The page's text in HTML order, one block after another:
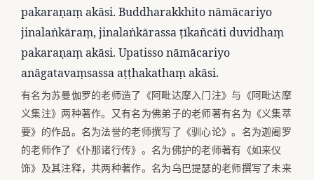
pakaraṇaṃ akāsi. Buddharakkhito nāmācariyo
jinalaṅkāraṃ, jinalaṅkārassa ṭīkañcāti duvidhaṃ
pakaraṇaṃ akāsi. Upatisso nāmācariyo
anāgatavaṃsassa aṭṭhakathaṃ akāsi.
有名为苏曼伽罗的老师造了《阿毗达摩入门注》与《阿毗达摩
义集注》两种著作。又有名为佛弟子的老师著有名为《义集萃
要》的作品。名为法誉的老师撰写了《驯心论》。名为迦阇罗
的老师作了《仆那诸行传》。名为佛护的老师著有《如来仪
饰》及其注释，共两种著作。名为乌巴提瑟的老师撰写了未来